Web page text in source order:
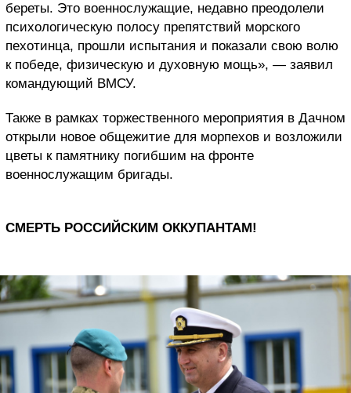
береты. Это военнослужащие, недавно преодолели
психологическую полосу препятствий морского
пехотинца, прошли испытания и показали свою волю
к победе, физическую и духовную мощь», — заявил
командующий ВМСУ.
Также в рамках торжественного мероприятия в Дачном
открыли новое общежитие для морпехов и возложили
цветы к памятнику погибшим на фронте
военнослужащим бригады.
СМЕРТЬ РОССИЙСКИМ ОККУПАНТАМ!